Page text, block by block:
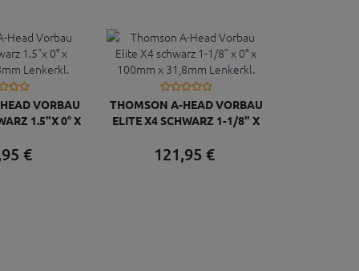
VORBAU
1.5"X 0° X
95 €
THOMSON A-HEAD VORBAU
ELITE X4 SCHWARZ 1-1/8" X
LENKERKL.
121,95 €